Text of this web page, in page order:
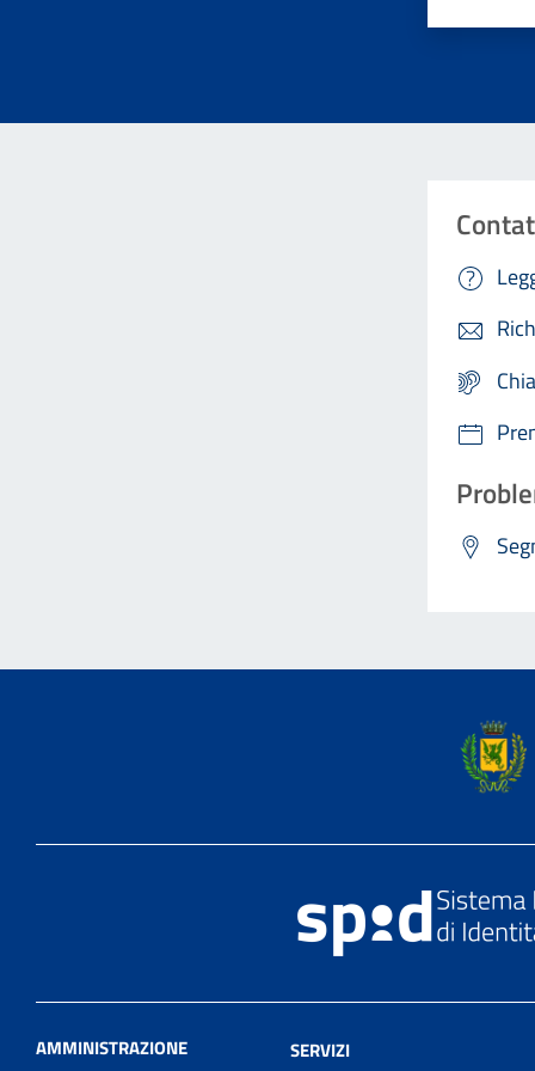
AMMINISTRAZIONE SERVIZI